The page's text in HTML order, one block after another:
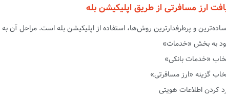
و پرطرفدارترین روش‌ها، استفاده از اپلیکیشن بله است. مراحل آن
به بخش «خدمات»
«خدمات بانکی»
گزینه «ارز مسافرتی»
کردن اطلاعات هویتی